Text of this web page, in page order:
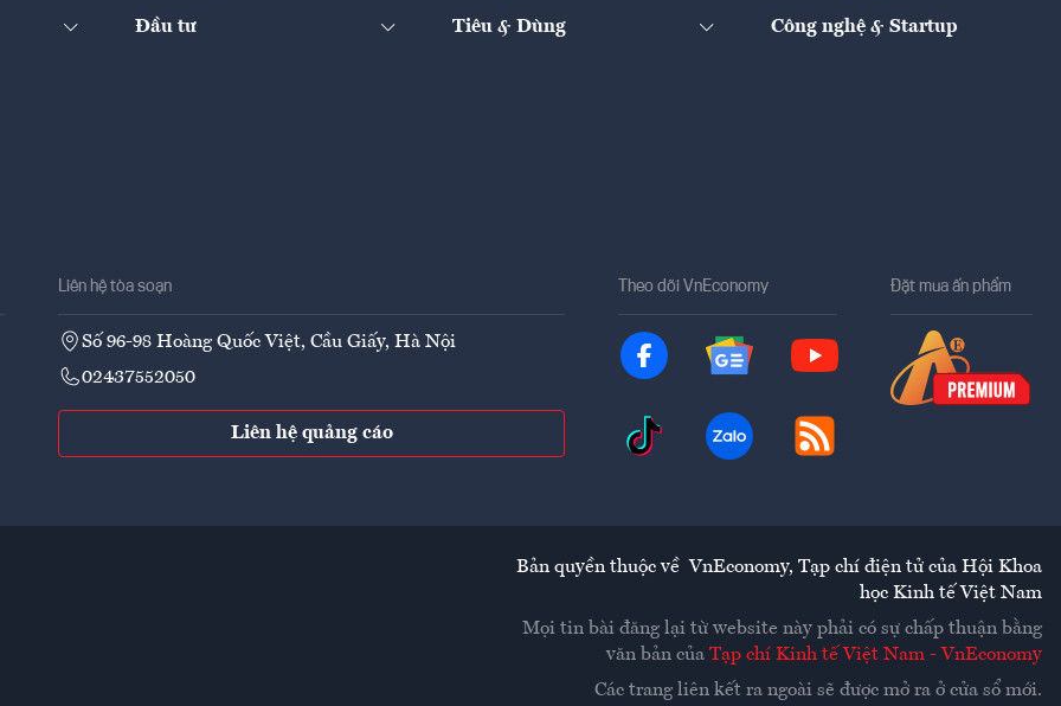
Đầu tư Tiêu & Dùng Công nghệ & Startup
Liên hệ tòa soạn
Số 96-98 Hoàng Quốc Việt, Cầu Giấy, Hà Nội
02437552050
Liên hệ quảng cáo
Theo dõi VnEconomy Đặt mua ấn phẩm
Bản quyền thuộc về VnEconomy, Tạp chí điện tử của Hội Khoa
học Kinh tế Việt Nam
Mọi tin bài đăng lại từ website này phải có sự chấp thuận bằng
văn bản của Tạp chí Kinh tế Việt Nam - VnEconomy
Các trang liên kết ra ngoài sẽ được mở ra ở cửa sổ mới.